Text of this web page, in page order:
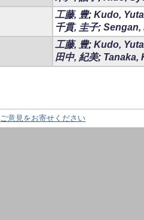
工藤, 豊; Kudo,
千貫, 圭子; Sengan,
工藤, 豊; Kudo,
田中, 紀美; Tanaka,
ご意見をお寄せください